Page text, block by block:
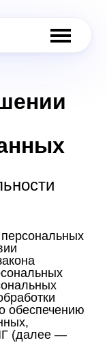
обеспечению
(далее —